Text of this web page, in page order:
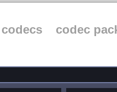
codecs
codec